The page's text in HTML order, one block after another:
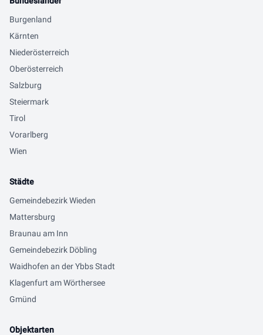
Burgenland
Kärnten
Niederösterreich
Oberösterreich
Salzburg
Steiermark
Tirol
Vorarlberg
Wien
Städte
Gemeindebezirk Wieden
Mattersburg
Braunau am Inn
Gemeindebezirk Döbling
Waidhofen an der Ybbs Stadt
Klagenfurt am Wörthersee
Gmünd
Objektarten